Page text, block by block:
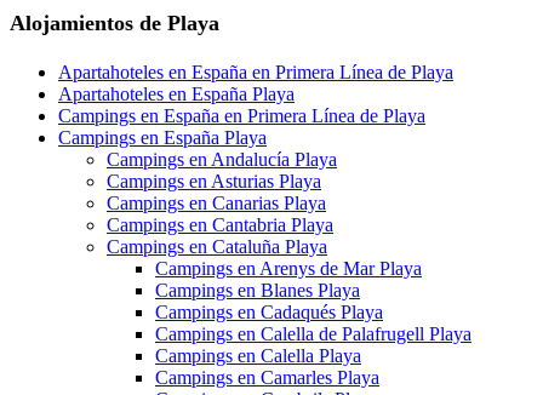
Alojamientos de Playa
Apartahoteles en España en Primera Línea de Playa
Apartahoteles en España Playa
Campings en España en Primera Línea de Playa
Campings en España Playa
Campings en Andalucía Playa
Campings en Asturias Playa
Campings en Canarias Playa
Campings en Cantabria Playa
Campings en Cataluña Playa
Campings en Arenys de Mar Playa
Campings en Blanes Playa
Campings en Cadaqués Playa
Campings en Calella de Palafrugell Playa
Campings en Calella Playa
Campings en Camarles Playa